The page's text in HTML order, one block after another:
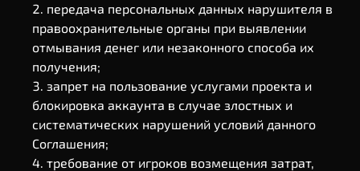
передача персональных данных нарушителя в
правоохранительные органы при выявлении
отмывания денег или незаконного способа их
получения;
запрет на пользование услугами проекта и
блокировка аккаунта в случае злостных и
систематических нарушений условий данного
Соглашения;
требование от игроков возмещения затрат,